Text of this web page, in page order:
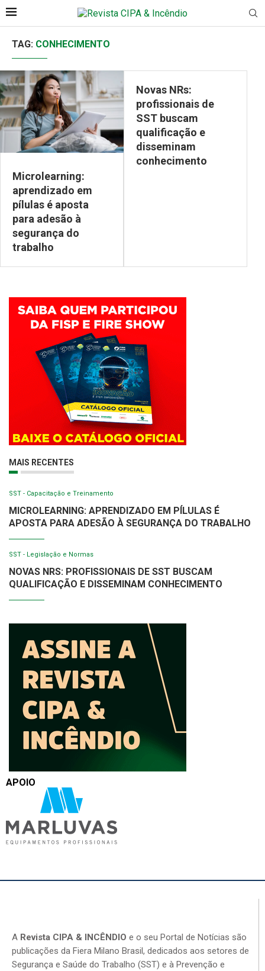
TAG: CONHECIMENTO
Microlearning:
aprendizado em
pílulas é aposta
para adesão à
segurança do
trabalho
Novas NRs:
profissionais de
SST buscam
qualificação e
disseminam
conhecimento
MAIS RECENTES
SST - Capacitação e Treinamento
MICROLEARNING: APRENDIZADO EM PÍLULAS É
APOSTA PARA ADESÃO À SEGURANÇA DO TRABALHO
SST - Legislação e Normas
NOVAS NRS: PROFISSIONAIS DE SST BUSCAM
QUALIFICAÇÃO E DISSEMINAM CONHECIMENTO
APOIO
A Revista CIPA & INCÊNDIO e o seu Portal de Notícias são
publicações da Fiera Milano Brasil, dedicados aos setores de
Segurança e Saúde do Trabalho (SST) e à Prevenção e